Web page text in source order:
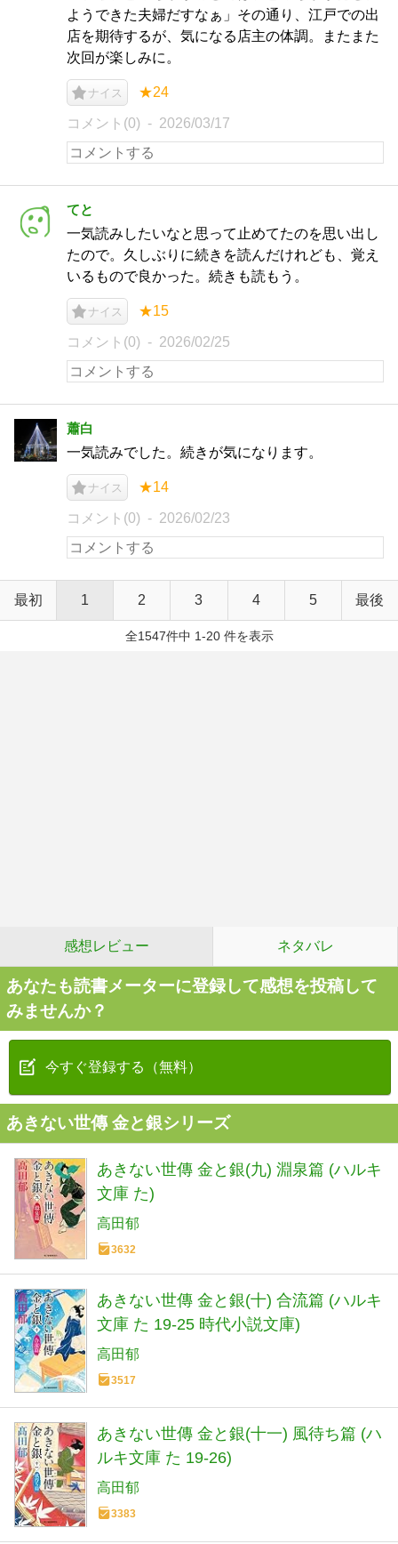
ようできた夫婦だすなぁ」その通り、江戸での出
店を期待するが、気になる店主の体調。またまた
次回が楽しみに。
ナイス ★24
コメント(0) 2026/03/17
てと
一気読みしたいなと思って止めてたのを思い出し
たので。久しぶりに続きを読んだけれども、覚え
いるもので良かった。続きも読もう。
ナイス ★15
コメント(0) 2026/02/25
蕭白
一気読みでした。続きが気になります。
ナイス ★14
コメント(0) 2026/02/23
最初 1 2 3 4 5 最後
全1547件中 1-20 件を表示
感想レビュー ネタバレ
あなたも読書メーターに登録して感想を投稿して
みませんか？
今すぐ登録する（無料）
あきない世傳 金と銀シリーズ
あきない世傳 金と銀(九) 淵泉篇 (ハルキ
文庫 た)
高田郁
3632
あきない世傳 金と銀(十) 合流篇 (ハルキ
文庫 た 19-25 時代小説文庫)
高田郁
3517
あきない世傳 金と銀(十一) 風待ち篇 (ハ
ルキ文庫 た 19-26)
高田郁
3383